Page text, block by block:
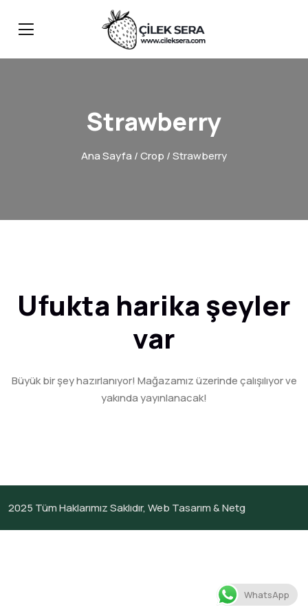
Strawberry
Ana Sayfa /Crop / Strawberry
Ufukta harika şeyler
var
Büyük bir şey hazırlanıyor! Mağazamız üzerinde çalışılıyor ve
yakında yayınlanacak!
2025 Tüm Haklarımız Saklıdır,Web Tasarım &Netg
WhatsApp